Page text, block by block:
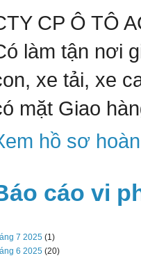
CP Ô TÔ
làm tận nơi
xe tải, xe
mặt Giao
hồ sơ
cáo vi
7 2025 (1)
6 2025 (20)